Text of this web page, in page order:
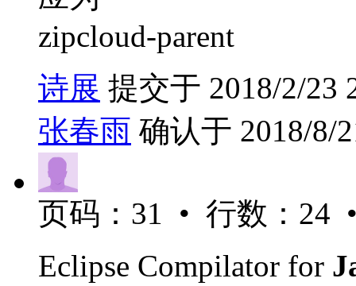
zipcloud-parent
诗展 提交于 2018/2/23
张春雨 确认于 2018/8/
页码：31 • 行数：24
Eclipse Compilator for